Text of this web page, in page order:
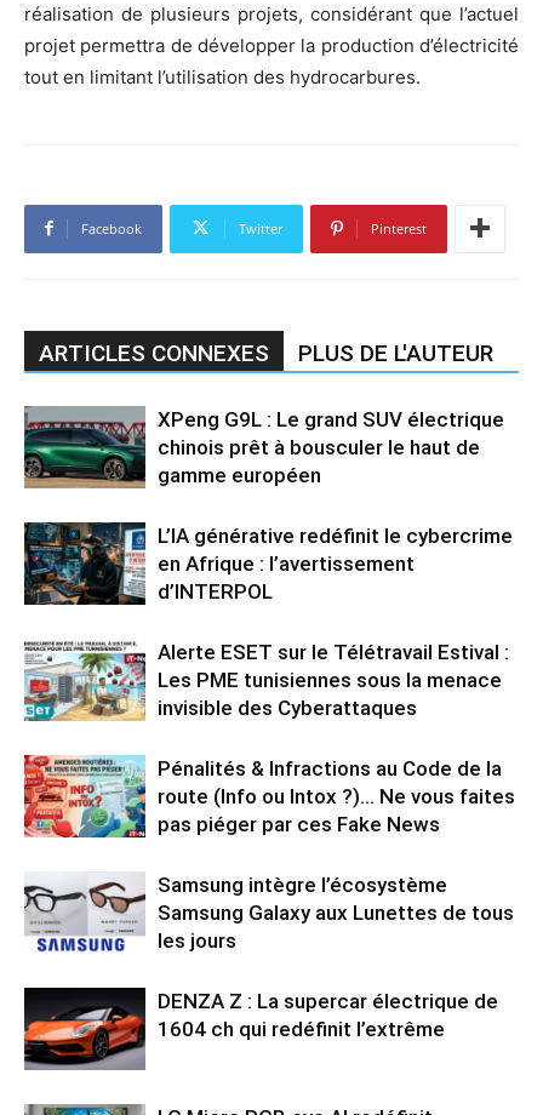
réalisation de plusieurs projets, considérant que l’actuel
projet permettra de développer la production d’électricité
tout en limitant l’utilisation des hydrocarbures.
Facebook Twitter Pinterest
ARTICLES CONNEXES PLUS DE L'AUTEUR
XPeng G9L : Le grand SUV électrique
chinois prêt à bousculer le haut de
gamme européen
L’IA générative redéfinit le cybercrime
en Afrique : l’avertissement
d’INTERPOL
Alerte ESET sur le Télétravail Estival :
Les PME tunisiennes sous la menace
invisible des Cyberattaques
Pénalités & Infractions au Code de la
route (Info ou Intox ?)… Ne vous faites
pas piéger par ces Fake News
Samsung intègre l’écosystème
Samsung Galaxy aux Lunettes de tous
les jours
DENZA Z : La supercar électrique de
1604 ch qui redéfinit l’extrême